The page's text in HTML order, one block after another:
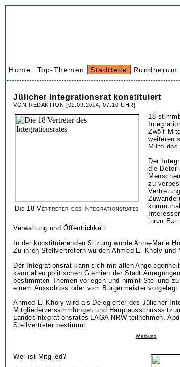
Home Top-Themen Stadtteile Rundherum
Jülicher Integrationsrat konstituiert
VON REDAKTION [01.09.2014, 07.10 UHR]
Die 18 Vertreter des Integrationsrates
18
Zwölf
weiteren
Mitte des
Der
die
zu
ihren
Verwaltung und Öffentlichkeit.
In der konstituierenden Sitzung wurde Anne-Marie
Zu ihren Stellvertretern wurden Ahmed El Kholy und
Der Integrationsrat kann sich mit allen
kann allen politischen Gremien der Stadt
bestimmten Themen vorlegen und nimmt Stellung
einem Ausschuss oder vom Bürgermeister vorgelegt
Ahmed El Kholy wird als Delegierter des Jülicher
Mitgliederversammlungen und
Landesintegrationsrates LAGA NRW teilnehmen.
Stellvertreter bestimmt.
Werbung
Wer ist Mitglied?